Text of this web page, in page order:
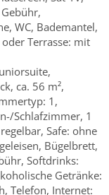
WC, Bademantel,
Terrasse: mit
ca. 56 m²,
1,
Schlafzimmer, 1
Safe: ohne
Bügelbrett,
Softdrinks:
Getränke:
Telefon, Internet: